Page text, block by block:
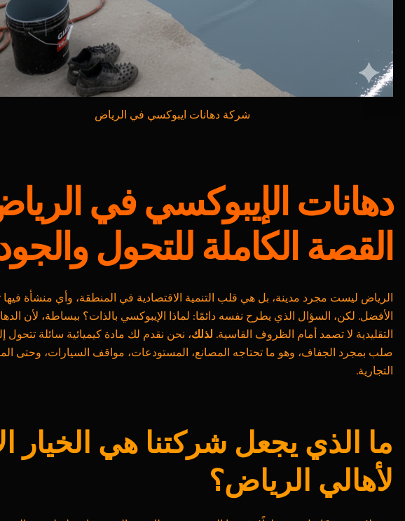
شركة دهانات ايبوكسي في الرياض
دهانات الإيبوكسي في
القصة الكاملة للتحول
الرياض ليست مجرد مدينة، بل هي قلب التنمية الاقتصادية في المنطقة، وأي منشأة
الأفضل. لكن، السؤال الذي يطرح نفسه دائمًا: لماذا الإيبوكسي بالذات؟ ببساطة، لأن
التقليدية لا تصمد أمام الظروف القاسية. لذلك، نحن نقدم لك مادة كيميائية سائلة تتحول
صلب بمجرد الجفاف، وهو ما تحتاجه المصانع، المستودعات، مواقف السيارات، وحتى
التجارية.
ما الذي يجعل شركتنا هي الخيار
لأهالي الرياض؟